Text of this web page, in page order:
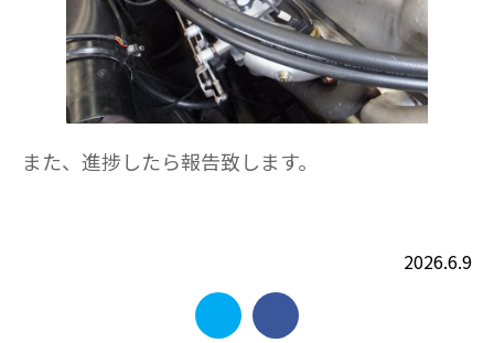
また、進捗したら報告致します。
2026.6.9